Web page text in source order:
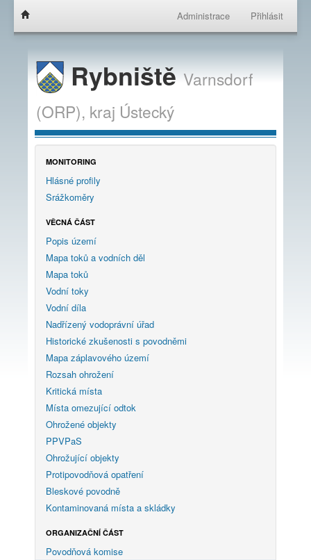
Administrace Přihlásit
RybništěVarnsdorf
(ORP), kraj Ústecký
MONITORING
Hlásné profily
Srážkoměry
VĚCNÁ ČÁST
Popis území
Mapa toků a vodních děl
Mapa toků
Vodní toky
Vodní díla
Nadřízený vodoprávní úřad
Historické zkušenosti s povodněmi
Mapa záplavového území
Rozsah ohrožení
Kritická místa
Místa omezující odtok
Ohrožené objekty
PPVPaS
Ohrožující objekty
Protipovodňová opatření
Bleskové povodně
Kontaminovaná místa a skládky
ORGANIZAČNÍ ČÁST
Povodňová komise